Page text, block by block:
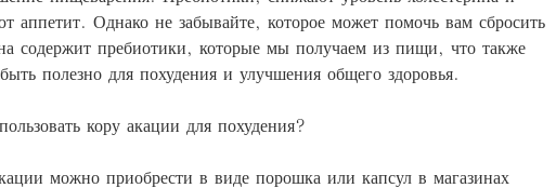
аппетит. Однако не забывайте, которое может помочь вам сбросить
содержит пребиотики, которые мы получаем из пищи, что также
полезно для похудения и улучшения общего здоровья.
кору акации для похудения?
можно приобрести в виде порошка или капсул в магазинах